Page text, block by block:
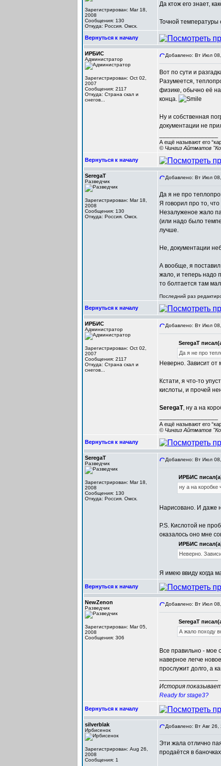
Зарегистрирован: Mar 18,
2008
Сообщения: 130
Откуда: Россия. Омск.
Да ктож его знает,
Точной температуры
Вернуться к началу
ИРБИС
Администратор
Зарегистрирован: Oct 02,
2007
Сообщения: 2117
Откуда: Cтрана скал и
снегов...
Добавлено: Вт Июл
Вот по сути и
Разумеется,
физике, обычно её
конца.
Ну и собственная
документации не
А ещё называют его
© Чингиз Айтматов
Вернуться к началу
SeregaT
Разведчик
Зарегистрирован: Mar 18,
2008
Сообщения: 130
Откуда: Россия. Омск.
Добавлено: Вт Июл
Да я не про
Я говорил про то,
Незалуженое жало
(или надо было
лучше.
Не, документации
А вообще, я поставил
жало, и теперь надо
то болтается там
Последний раз
Вернуться к началу
ИРБИС
Администратор
Зарегистрирован: Oct 02,
2007
Сообщения: 2117
Откуда: Cтрана скал и
снегов...
Добавлено: Вт Июл
SeregaT
Да я не про
Неверно. Зависит
Кстати, я что-то
кислоты, и прочей
SeregaT, ну а на
А ещё называют его
© Чингиз Айтматов
Вернуться к началу
SeregaT
Разведчик
Зарегистрирован: Mar 18,
2008
Сообщения: 130
Откуда: Россия. Омск.
Добавлено: Вт Июл
ИРБИС
ну а на коробке
Нарисовано. И даже
P.S. Кислотой не
оказалось оно мне
ИРБИС
Неверно.
Я имею ввиду когда
Вернуться к началу
NewZenon
Разведчик
Зарегистрирован: Mar 05,
2008
Сообщения: 306
Добавлено: Вт Июл
SeregaT
А жало походу
Все правильно - мое
наверное легче
прослужит долго, а
История
Ready for stage3?
Вернуться к началу
silverblak
Ирбисенок
Зарегистрирован: Aug 26,
2008
Сообщения: 1
Добавлено: Вт Авг
Эти жала отлично
продаётся в